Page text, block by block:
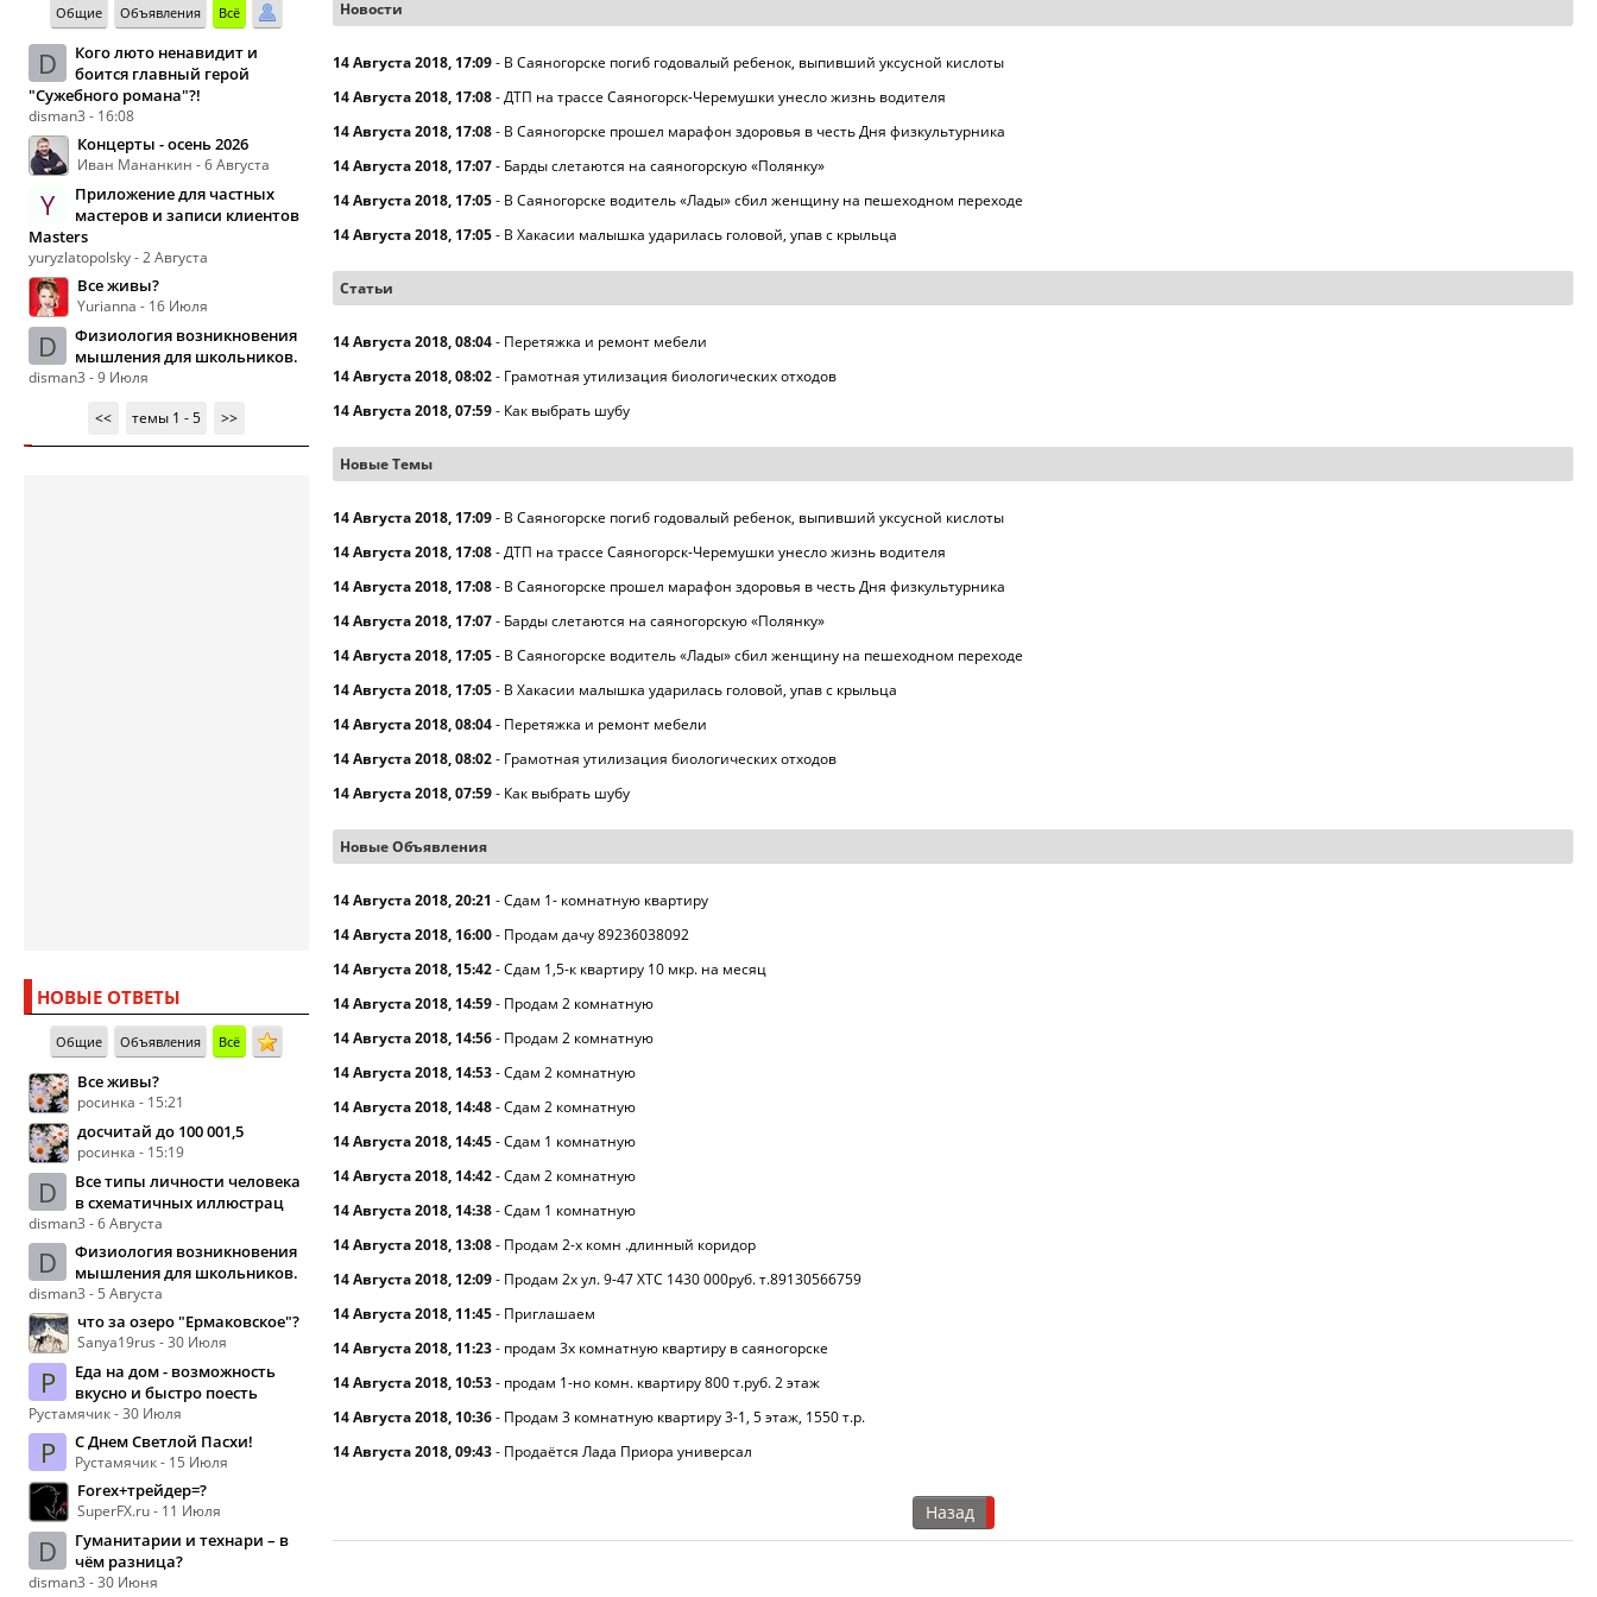
Общие Объявления Всё
D
Кого люто ненавидит и
боится главный герой
"Сужебного романа"?!
disman3 - 16:08
Концерты - осень 2026
Иван Мананкин - 6 Августа
Y
Приложение для частных
мастеров и записи клиентов
Masters
yuryzlatopolsky - 2 Августа
Все живы?
Yurianna - 16 Июля
D
Физиология возникновения
мышления для школьников.
disman3 - 9 Июля
<<
темы 1 - 5 >>
НОВЫЕ ОТВЕТЫ
Общие Объявления Всё
Все живы?
росинка - 15:21
досчитай до 100 001,5
росинка - 15:19
D
Все типы личности человека
в схематичных иллюстрац
disman3 - 6 Августа
D
Физиология возникновения
мышления для школьников.
disman3 - 5 Августа
что за озеро "Ермаковское"?
Sanya19rus - 30 Июля
Р
Еда на дом - возможность
вкусно и быстро поесть
Рустамячик - 30 Июля
Р С Днем Светлой Пасхи!
Рустамячик - 15 Июля
Forex+трейдер=?
SuperFX.ru - 11 Июля
D
Гуманитарии и технари – в
чём разница?
disman3 - 30 Июня
Новости
14 Августа 2018, 17:09- В Саяногорске погиб годовалый ребенок, выпивший уксусной кислоты
14 Августа 2018, 17:08-ДТП на трассе Саяногорск-Черемушки унесло жизнь водителя
14 Августа 2018, 17:08- В Саяногорске прошел марафон здоровья в честь Дня физкультурника
14 Августа 2018, 17:07- Барды слетаются на саяногорскую «Полянку»
14 Августа 2018, 17:05- В Саяногорске водитель «Лады» сбил женщину на пешеходном переходе
14 Августа 2018, 17:05- В Хакасии малышка ударилась головой, упав с крыльца
Статьи
14 Августа 2018, 08:04- Перетяжка и ремонт мебели
14 Августа 2018, 08:02- Грамотная утилизация биологических отходов
14 Августа 2018, 07:59- Как выбрать шубу
Новые Темы
14 Августа 2018, 17:09- В Саяногорске погиб годовалый ребенок, выпивший уксусной кислоты
14 Августа 2018, 17:08-ДТП на трассе Саяногорск-Черемушки унесло жизнь водителя
14 Августа 2018, 17:08- В Саяногорске прошел марафон здоровья в честь Дня физкультурника
14 Августа 2018, 17:07- Барды слетаются на саяногорскую «Полянку»
14 Августа 2018, 17:05- В Саяногорске водитель «Лады» сбил женщину на пешеходном переходе
14 Августа 2018, 17:05- В Хакасии малышка ударилась головой, упав с крыльца
14 Августа 2018, 08:04- Перетяжка и ремонт мебели
14 Августа 2018, 08:02- Грамотная утилизация биологических отходов
14 Августа 2018, 07:59- Как выбрать шубу
Новые Объявления
14 Августа 2018, 20:21 -Сдам 1- комнатную квартиру
14 Августа 2018, 16:00- Продам дачу 89236038092
14 Августа 2018, 15:42-Сдам 1,5-к квартиру 10 мкр. на месяц
14 Августа 2018, 14:59- Продам 2 комнатную
14 Августа 2018, 14:56- Продам 2 комнатную
14 Августа 2018, 14:53-Сдам 2 комнатную
14 Августа 2018, 14:48-Сдам 2 комнатную
14 Августа 2018, 14:45-Сдам 1 комнатную
14 Августа 2018, 14:42-Сдам 2 комнатную
14 Августа 2018, 14:38-Сдам 1 комнатную
14 Августа 2018, 13:08- Продам 2-х комн .длинный коридор
14 Августа 2018, 12:09- Продам 2х ул. 9-47 ХТС 1430 000руб. т.89130566759
14 Августа 2018, 11:45- Приглашаем
14 Августа 2018, 11:23- продам 3х комнатную квартиру в саяногорске
14 Августа 2018, 10:53- продам 1-но комн. квартиру 800 т.руб. 2 этаж
14 Августа 2018, 10:36- Продам 3 комнатную квартиру 3-1, 5 этаж, 1550 т.р.
14 Августа 2018, 09:43- Продаётся Лада Приора универсал
Назад